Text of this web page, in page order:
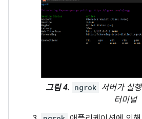
그림 4. ngrok 서버가 실
터미널